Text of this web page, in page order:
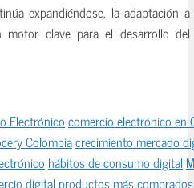
expandiéndose, la adaptación
motor clave para el desarrollo
Electrónicocomercio electrónico en
Colombiacrecimiento mercado
hábitos de consumo digital
digital productos más